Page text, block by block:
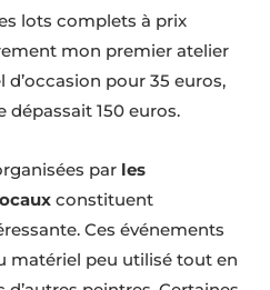
lots complets à prix
mon premier atelier
pour 35 euros,
dépassait 150 euros.
par les
constituent
Ces événements
matériel peu utilisé tout en